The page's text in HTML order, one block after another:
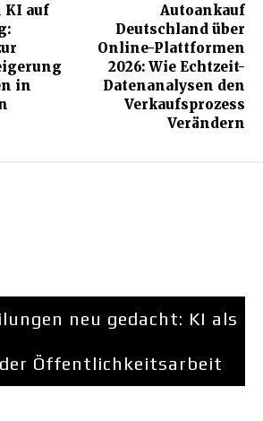
KI auf
in
Autoankauf
Deutschland über
Online-Plattformen
2026: Wie Echtzeit-
Datenanalysen den
Verkaufsprozess
Verändern
neu gedacht: KI als
Öffentlichkeitsarbeit